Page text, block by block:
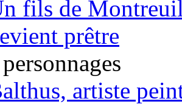
fils de
prêtre
artiste